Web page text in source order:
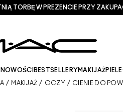
TORBĘ W PREZENCIE PRZY
NOWOŚCI BESTSELLERY MAKIJAŻ
/ MAKIJAŻ / OCZY / CIENIE DO